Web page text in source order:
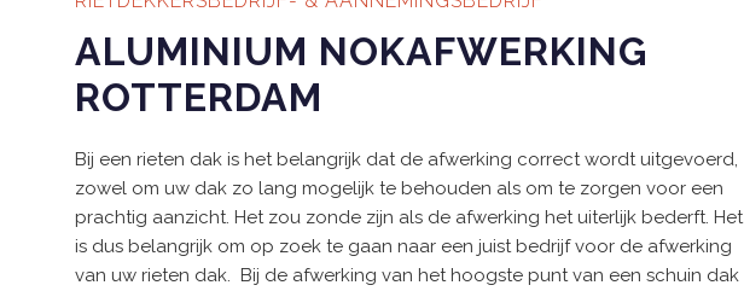
ALUMINIUM NOKAFWERKING
ROTTERDAM
Bij een rieten dak is het belangrijk dat de afwerking correct wordt uitgevoerd,
zowel om uw dak zo lang mogelijk te behouden als om te zorgen voor een
prachtig aanzicht. Het zou zonde zijn als de afwerking het uiterlijk bederft. Het
is dus belangrijk om op zoek te gaan naar een juist bedrijf voor de afwerking
van uw rieten dak. Bij de afwerking van het hoogste punt van een schuin dak